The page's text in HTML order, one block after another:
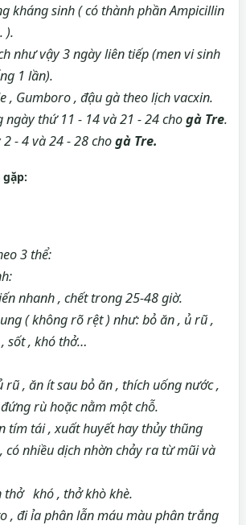
kháng sinh ( có thành phần Ampicillin
).
như vậy 3 ngày liên tiếp (men vi sinh
1 lần).
, Gumboro , đậu gà theo lịch vacxin.
ngày thứ 11 - 14 và 21 - 24 chogà Tre.
- 4 và 24 - 28 chogà Tre.
3 thể:
nhanh , chết trong 25-48 giờ.
( không rõ rệt ) như: bỏ ăn , ủ rũ ,
sốt , khó thở…
, ăn ít sau bỏ ăn , thích uống nước ,
rù hoặc nằm một chỗ.
tái , xuất huyết hay thủy thũng
có nhiều dịch nhờn chảy ra từ mũi và
khó , thở khò khè.
đi ỉa phân lẫn máu màu phân trắng